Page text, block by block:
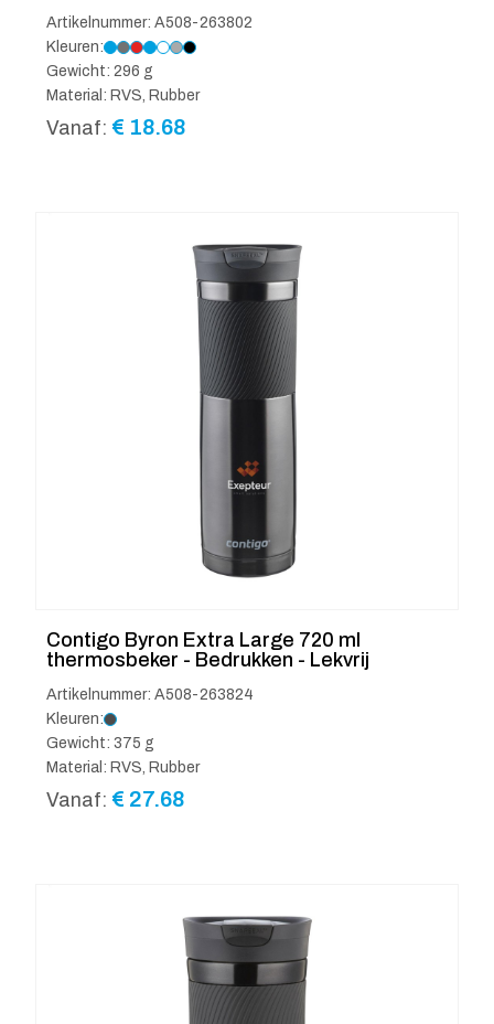
Artikelnummer: A508-263802
Kleuren:
Gewicht: 296 g
Material: RVS, Rubber
Vanaf: € 18.68
Contigo Byron Extra Large 720 ml
thermosbeker - Bedrukken - Lekvrij
Artikelnummer: A508-263824
Kleuren:
Gewicht: 375 g
Material: RVS, Rubber
Vanaf: € 27.68